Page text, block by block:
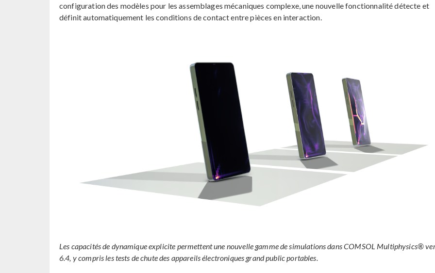
configuration des modèles pour les assemblages mécaniques complexe, une nouvelle fonctionnalité détecte et
définit automatiquement les conditions de contact entre pièces en interaction.
Les capacités de dynamique explicite permettent une nouvelle gamme de simulations dans COMSOL Multiphysics®
6.4, y compris les tests de chute des appareils électroniques grand public portables.